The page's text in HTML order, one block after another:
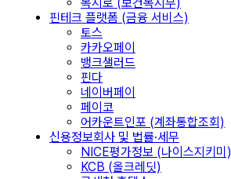
핀테크 플랫폼 (금융 서비스)
토스
카카오페이
뱅크샐러드
핀다
네이버페이
페이코
어카운트인포 (계좌통합조회)
신용정보회사 및 법률·세무
NICE평가정보 (나이스지키미)
KCB (올크레딧)